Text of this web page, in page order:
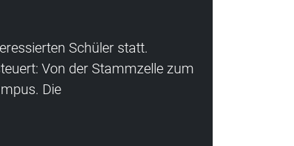
Schüler statt.
Von der Stammzelle zum
Die